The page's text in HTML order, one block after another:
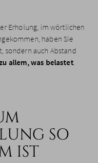
Erholung, im wörtlichen
haben Sie
sondern auch Abstand
allem, was belastet.
SO
IST